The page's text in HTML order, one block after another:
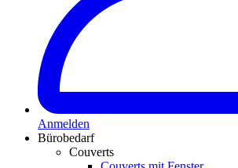
Anmelden
Bürobedarf
Couverts